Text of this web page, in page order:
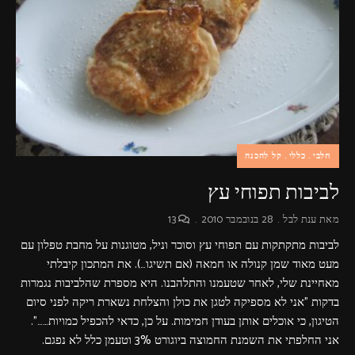
פרסומות,
מדיה
דיגיטלית
ועוד.
חלבי כללי קל להכנה
לביבות תפוחי עץ
מאתענת לבל 28 בנובמבר 2010 13
לביבות מתקתקות עם תפוחי עץ וסוכר וניל, מטוגנות על מחבת טפלון עם
מעט מאוד שמן קנולה או חמאה (אם תשיגו…). את המתכון קיבלתי
מאחיינת שלי, לאחר שטעמנו והתלהבנו. היא מספרת שהלביבות נגמרות
בדקות "אני לא מספיקה לטגן את כולן והצלחת נשארת ריקה לפני סיום
הטיגון, כי אוכלים אותן בעודן חמימות. על כן, כדאי להכפיל כמויות……".
אני החלפתי את השמנת החמוצה ביוגורט 3% וטעמן כלל לא נפגם.